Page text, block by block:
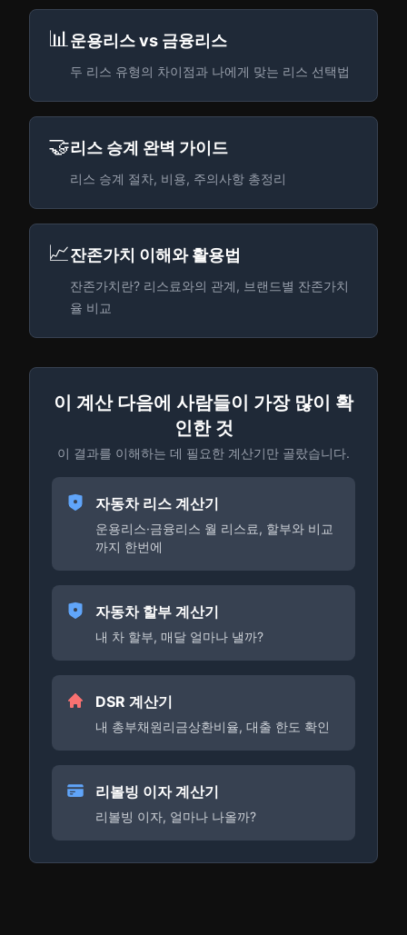
📊운용리스 vs 금융리스
두 리스 유형의 차이점과 나에게 맞는 리스 선택법
🤝리스 승계 완벽 가이드
리스 승계 절차, 비용, 주의사항 총정리
📈잔존가치 이해와 활용법
잔존가치란? 리스료와의 관계, 브랜드별 잔존가치
율 비교
이 계산 다음에 사람들이 가장 많이 확
인한 것
이 결과를 이해하는 데 필요한 계산기만 골랐습니다.
자동차 리스 계산기
운용리스·금융리스 월 리스료, 할부와 비교
까지 한번에
자동차 할부 계산기
내 차 할부, 매달 얼마나 낼까?
DSR 계산기
내 총부채원리금상환비율, 대출 한도 확인
리볼빙 이자 계산기
리볼빙 이자, 얼마나 나올까?